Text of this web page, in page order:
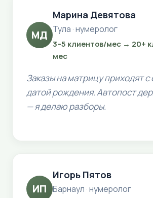
МД
Марина Девятова
Тула · нумеролог
3–5 клиентов/мес → 20+
мес
Заказы на матрицу приходят с
датой рождения. Автопост
— я делаю разборы.
ИП
Игорь Пятов
Барнаул · нумеролог